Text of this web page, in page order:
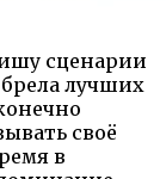
сценарии
лучших
своё
в